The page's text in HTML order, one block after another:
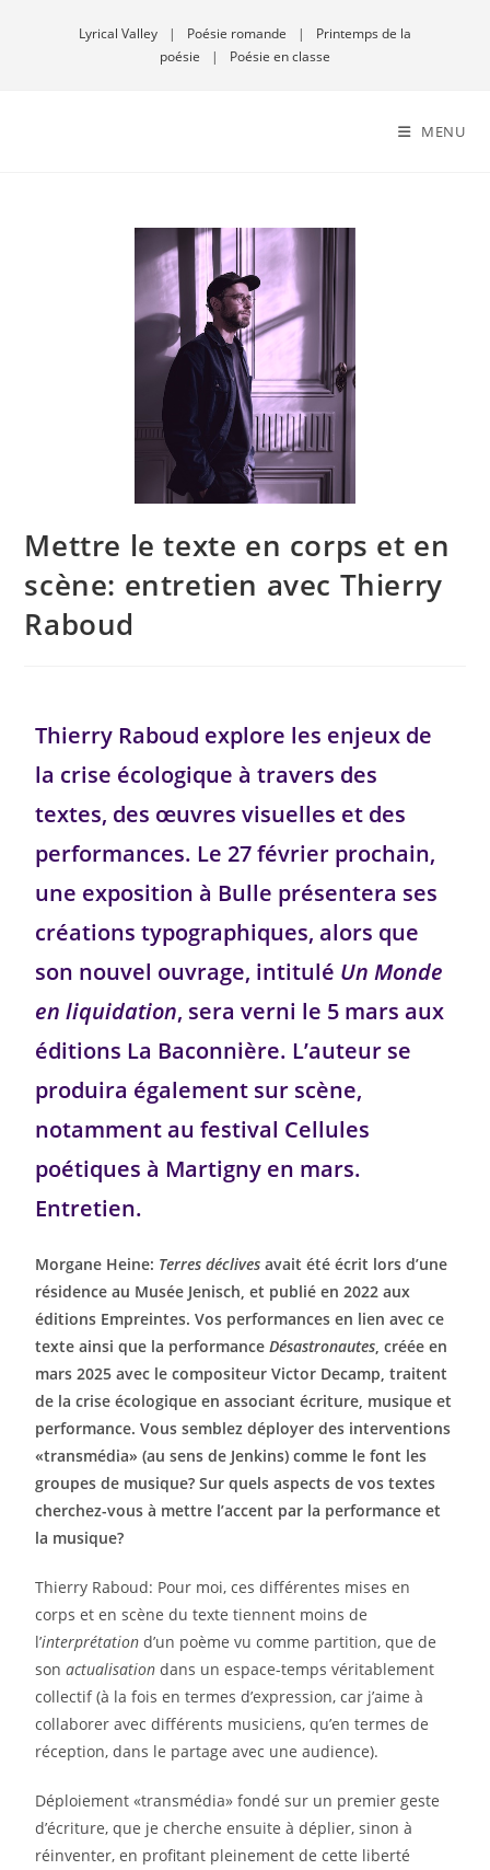
Lyrical Valley | Poésie romande |
Printemps de la
poésie
| Poésie en classe
MENU
Mettre le texte en corps et en
scène: entretien avec Thierry
Raboud
Thierry Raboud explore les enjeux de
la crise écologique à travers des
textes, des œuvres visuelles et des
performances. Le 27 février prochain,
une exposition à Bulle présentera ses
créations typographiques, alors que
son nouvel ouvrage, intitulé Un Monde
en liquidation, sera verni le 5 mars aux
éditions La Baconnière. L’auteur se
produira également sur scène,
notamment au festival Cellules
poétiques à Martigny en mars.
Entretien.
Morgane Heine: Terres déclives avait été écrit lors d’une
résidence au Musée Jenisch, et publié en 2022 aux
éditions Empreintes. Vos performances en lien avec ce
texte ainsi que la performanceDésastronautes, créée en
mars 2025 avec le compositeur Victor Decamp, traitent
de la crise écologique en associant écriture, musique et
performance. Vous semblez déployer des interventions
«transmédia» (au sens de Jenkins) comme le font les
groupes de musique? Sur quels aspects de vos textes
cherchez-vous à mettre l’accent par la performance et
la musique?
Thierry Raboud: Pour moi, ces différentes mises en
corps et en scène du texte tiennent moins de
l’interprétation d’un poème vu comme partition, que de
sonactualisation dans un espace-temps véritablement
collectif (à la fois en termes d’expression, car j’aime à
collaborer avec différents musiciens, qu’en termes de
réception, dans le partage avec une audience).
Déploiement «transmédia» fondé sur un premier geste
d’écriture, que je cherche ensuite à déplier, sinon à
réinventer, en profitant pleinement de cette liberté